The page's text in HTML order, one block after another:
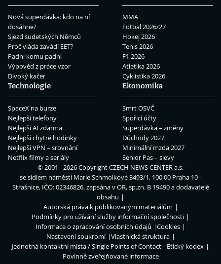
Nová superdávka: kdo na ní
dosáhne?
Sjezd sudetských Němců
Proč vláda zavádí EET?
Padni komu padni
Výpověď z práce vzor
Divoký kačer
MMA
Fotbal 2026/27
Hokej 2026
Tenis 2026
F1 2026
Atletika 2026
Cyklistika 2026
Technologie
SpaceX na burze
Nejlepší telefony
Nejlepší AI zdarma
Nejlepší chytré hodinky
Nejlepší VPN – srovnání
Netflix filmy a seriály
Ekonomika
Smrt OSVČ
Spořicí účty
Superdávka – změny
Důchody 2027
Minimální mzda 2027
Senior Pas – slevy
© 2001 - 2026 CopyrightCZECH NEWS CENTER a.s.
se sídlem náměstí Marie Schmolkové 3493/1, 100 00 Praha 10 -
Strašnice, IČO: 02346826, zapsána v OR, sp.zn. B 19490 a dodavatelé
obsahu
Autorská práva k publikovaným materiálům
Podmínky pro užívání služby informační společnosti
Informace o zpracování osobních údajů
Cookies
Nastavení soukromí
Vlastnická struktura
Jednotná kontaktní místa / Single Points of Contact
Etický kodex
Povinně zveřejňované informace